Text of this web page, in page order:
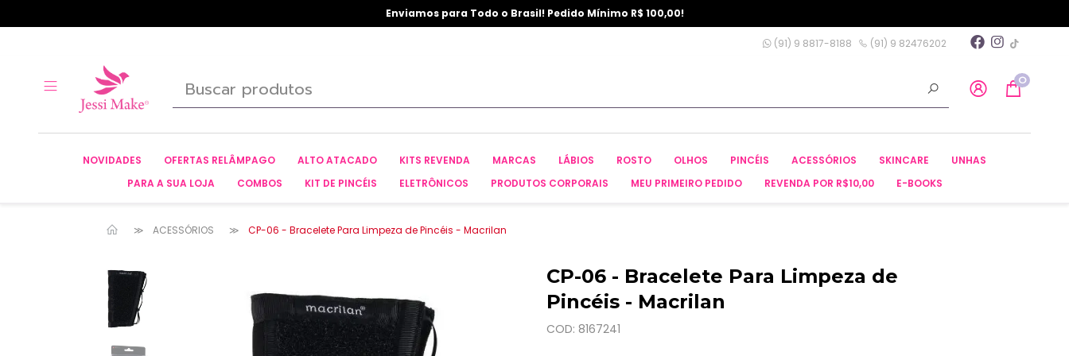
Enviamos para Todo o Brasil! Pedido Mínimo R$ 100,00!
(91) 9 8817-8188 (91) 9 82476202
0
NOVIDADES OFERTAS RELÂMPAGO ALTO ATACADO KITS REVENDA MARCAS LÁBIOS ROSTO OLHOS PINCÉIS ACESSÓRIOS SKINCARE
UNHAS
PARA A SUA LOJA
COMBOS KIT DE PINCÉIS ELETRÔNICOS PRODUTOS CORPORAIS MEU PRIMEIRO PEDIDO REVENDA POR R$10,00 E-BOOKS
ACESSÓRIOS CP-06 - Bracelete Para Limpeza de Pincéis - Macrilan
CP-06 - Bracelete Para Limpeza de
Pincéis - Macrilan
COD: 8167241